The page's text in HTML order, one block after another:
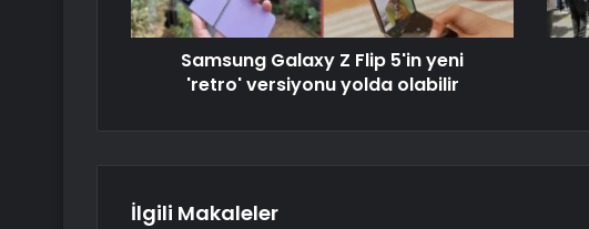
Samsung Galaxy Z Flip 5'in yeni
'retro' versiyonu yolda olabilir
İlgili Makaleler